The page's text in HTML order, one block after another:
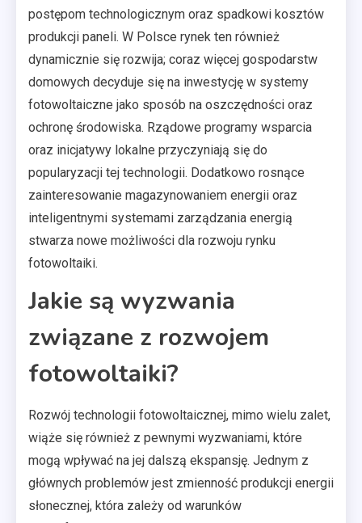
postępom technologicznym oraz spadkowi kosztów
produkcji paneli. W Polsce rynek ten również
dynamicznie się rozwija; coraz więcej gospodarstw
domowych decyduje się na inwestycję w systemy
fotowoltaiczne jako sposób na oszczędności oraz
ochronę środowiska. Rządowe programy wsparcia
oraz inicjatywy lokalne przyczyniają się do
popularyzacji tej technologii. Dodatkowo rosnące
zainteresowanie magazynowaniem energii oraz
inteligentnymi systemami zarządzania energią
stwarza nowe możliwości dla rozwoju rynku
fotowoltaiki.
Jakie są wyzwania
związane z rozwojem
fotowoltaiki?
Rozwój technologii fotowoltaicznej, mimo wielu zalet,
wiąże się również z pewnymi wyzwaniami, które
mogą wpływać na jej dalszą ekspansję. Jednym z
głównych problemów jest zmienność produkcji energii
słonecznej, która zależy od warunków